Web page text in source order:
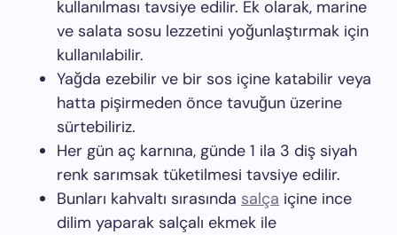
kullanılması tavsiye edilir. Ek olarak, marine
ve salata sosu lezzetini yoğunlaştırmak için
kullanılabilir.
Yağda ezebilir ve bir sos içine katabilir veya
hatta pişirmeden önce tavuğun üzerine
sürtebiliriz.
Her gün aç karnına, günde 1 ila 3 diş siyah
renk sarımsak tüketilmesi tavsiye edilir.
Bunları kahvaltı sırasında salça içine ince
dilim yaparak salçalı ekmek ile